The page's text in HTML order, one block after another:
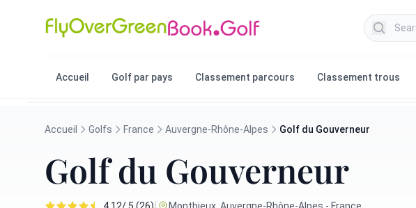
Search
Accueil Golf par pays Classement parcours Classement trous
Accueil Golfs France Auvergne-Rhône-Alpes Golf du Gouverneur
Golf du Gouverneur